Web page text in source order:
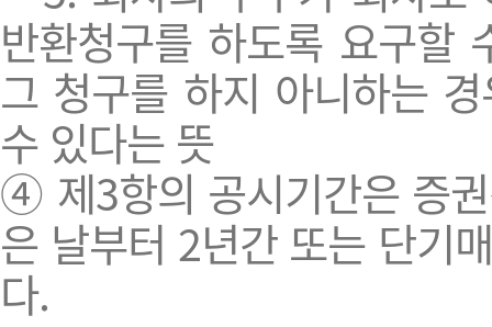
반환청구를 하도록 요구할
그 청구를 하지 아니하는
수 있다는 뜻
④ 제3항의 공시기간은 증
은 날부터 2년간 또는 단기
다.